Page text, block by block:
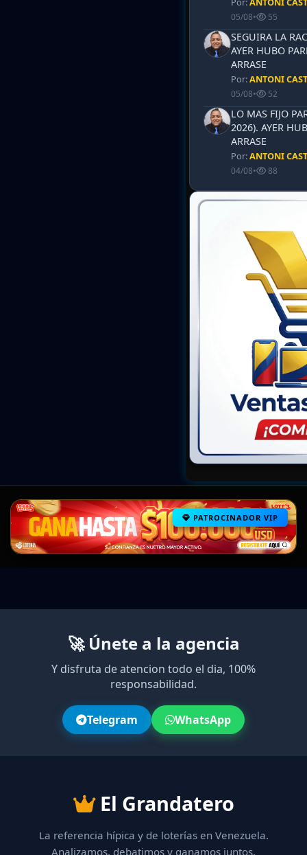
05/08• 55
SEGUIRA LA
AYER HUBO
ARRASE
Por:ANTONI
05/08• 52
LO MAS FIJO
2026). AYER
ARRASE
Por:ANTONI
04/08• 88
PATROCINADOR VIP
🚀 Únete a la agencia
Y disfruta de atencion todo el dia, 100%
responsabilidad.
Telegram WhatsApp
El Grandatero
La referencia hípica y de loterías en Venezuela.
Analizamos, debatimos y ganamos juntos.